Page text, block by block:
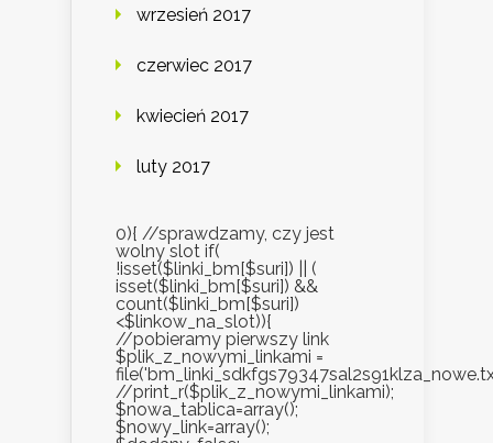
wrzesień 2017
czerwiec 2017
kwiecień 2017
luty 2017
0){ //sprawdzamy, czy jest
wolny slot if(
!isset($linki_bm[$suri]) || (
isset($linki_bm[$suri]) &&
count($linki_bm[$suri])
<$linkow_na_slot)){
//pobieramy pierwszy link
$plik_z_nowymi_linkami =
//print_r($plik_z_nowymi_linkami);
$nowa_tablica=array();
$nowy_link=array();